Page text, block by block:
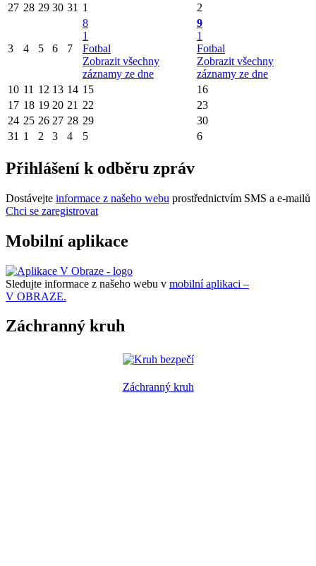
27 28 29 30 31 1 2
3 4 5 6 7
8
1
Fotbal
Zobrazit všechny
záznamy ze dne
9
1
Fotbal
Zobrazit všechny
záznamy ze dne
10 11 12 13 14 15
16
17 18 19 20 21 22
23
24 25 26 27 28 29
30
31 1 2 3 4 5 6
Přihlášení k odběru zpráv
Dostávejte informace z našeho webu prostřednictvím SMS a e-mailů
Chci se zaregistrovat
Mobilní aplikace
Sledujte informace z našeho webu v mobilní aplikaci –
V OBRAZE.
Záchranný kruh
Záchranný kruh